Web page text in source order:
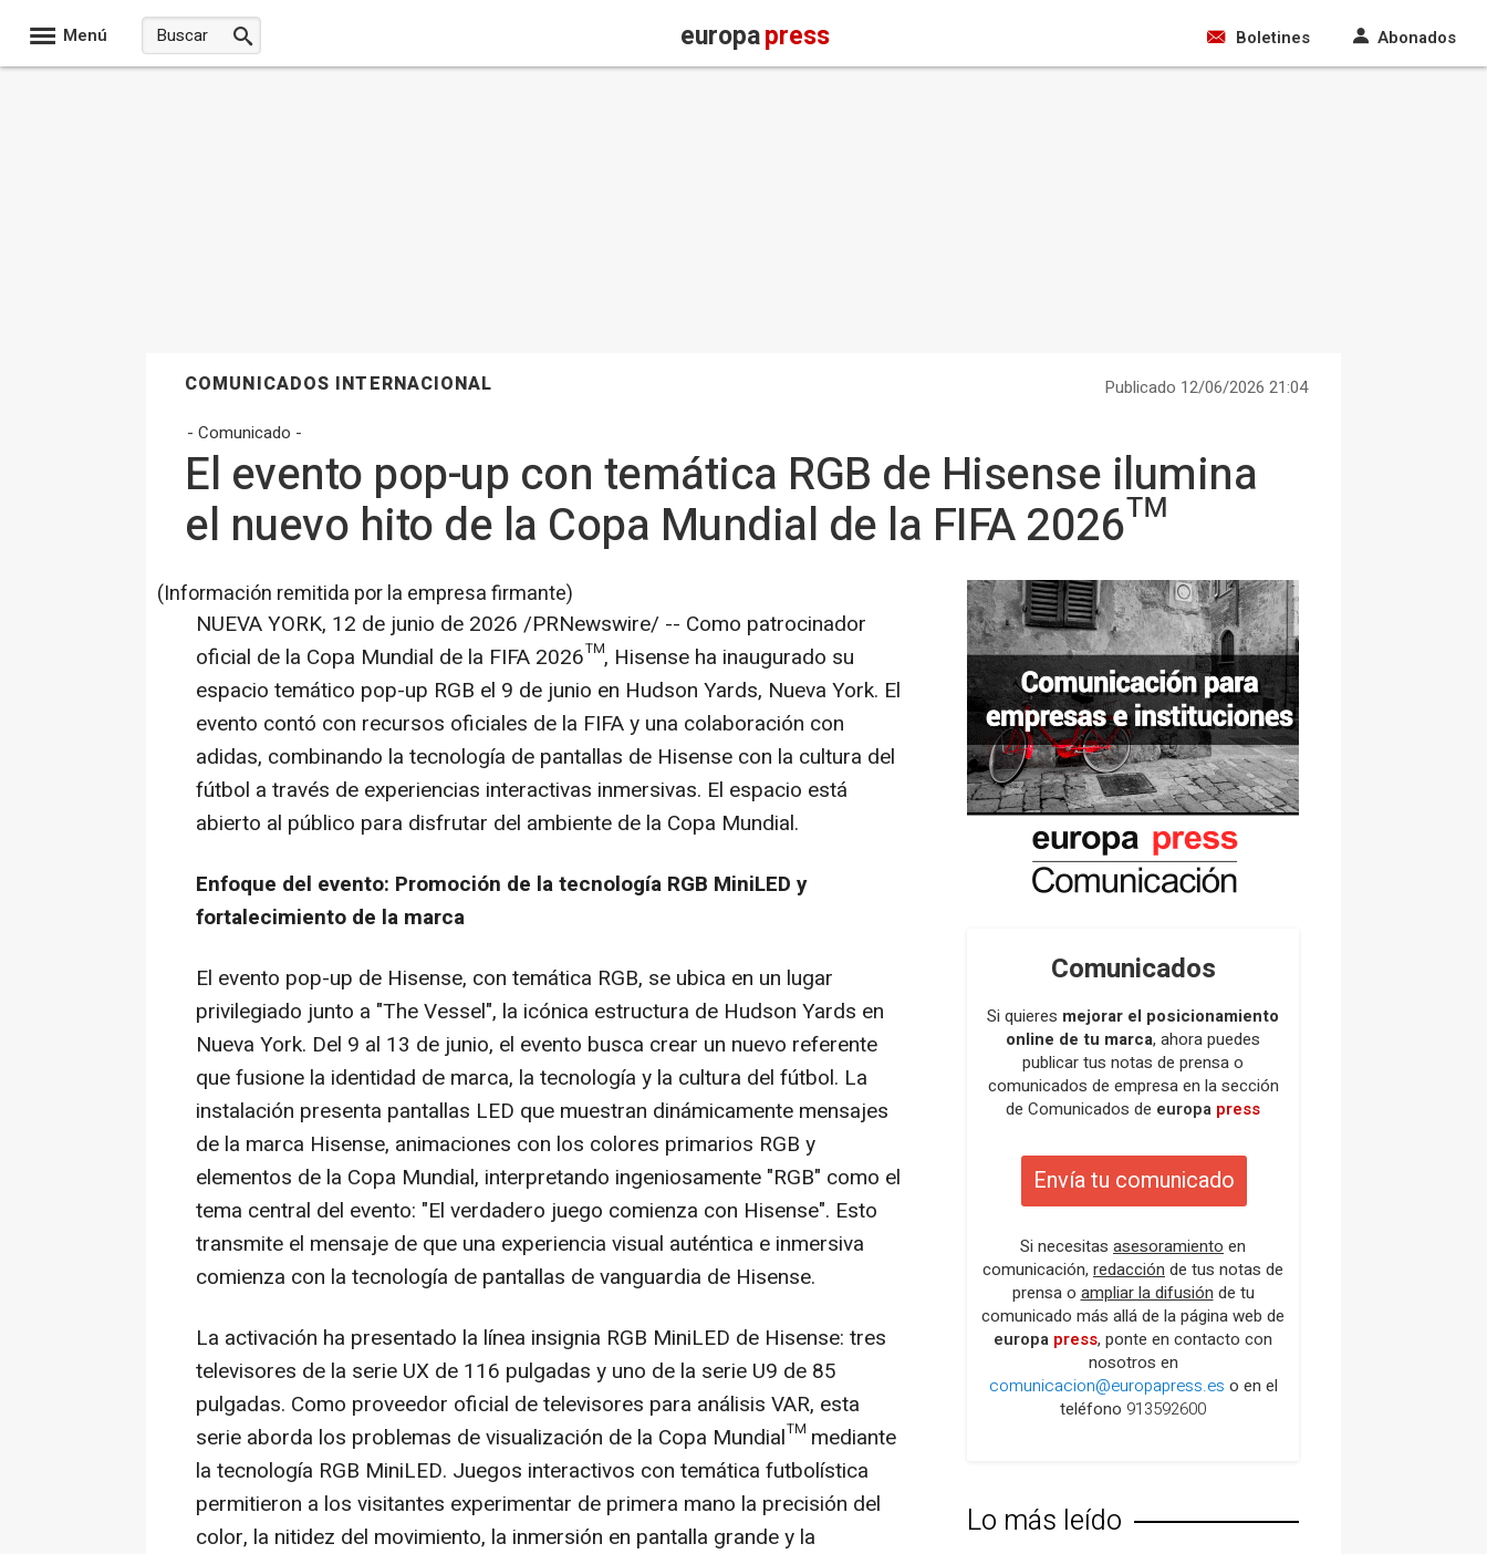
Menú europapress Boletines Abonados
COMUNICADOS INTERNACIONAL
Publicado 12/06/2026 21:04
- Comunicado -
El evento pop-up con temática RGB de Hisense ilumina
el nuevo hito de la Copa Mundial de la FIFA 2026™
(Información remitida por la empresa firmante)
NUEVA YORK, 12 de junio de 2026 /PRNewswire/ -- Como patrocinador
oficial de la Copa Mundial de la FIFA 2026™, Hisense ha inaugurado su
espacio temático pop-up RGB el 9 de junio en Hudson Yards, Nueva York. El
evento contó con recursos oficiales de la FIFA y una colaboración con
adidas, combinando la tecnología de pantallas de Hisense con la cultura del
fútbol a través de experiencias interactivas inmersivas. El espacio está
abierto al público para disfrutar del ambiente de la Copa Mundial.
Enfoque del evento: Promoción de la tecnología RGB MiniLED y
fortalecimiento de la marca
El evento pop-up de Hisense, con temática RGB, se ubica en un lugar
privilegiado junto a "The Vessel", la icónica estructura de Hudson Yards en
Nueva York. Del 9 al 13 de junio, el evento busca crear un nuevo referente
que fusione la identidad de marca, la tecnología y la cultura del fútbol. La
instalación presenta pantallas LED que muestran dinámicamente mensajes
de la marca Hisense, animaciones con los colores primarios RGB y
elementos de la Copa Mundial, interpretando ingeniosamente "RGB" como el
tema central del evento: "El verdadero juego comienza con Hisense". Esto
transmite el mensaje de que una experiencia visual auténtica e inmersiva
comienza con la tecnología de pantallas de vanguardia de Hisense.
La activación ha presentado la línea insignia RGB MiniLED de Hisense: tres
televisores de la serie UX de 116 pulgadas y uno de la serie U9 de 85
pulgadas. Como proveedor oficial de televisores para análisis VAR, esta
serie aborda los problemas de visualización de la Copa Mundial™ mediante
la tecnología RGB MiniLED. Juegos interactivos con temática futbolística
permitieron a los visitantes experimentar de primera mano la precisión del
color, la nitidez del movimiento, la inmersión en pantalla grande y la
Comunicados
Si quieres mejorar el posicionamiento
online de tu marca, ahora puedes
publicar tus notas de prensa o
comunicados de empresa en la sección
de Comunicados de europa press
Envía tu comunicado
Si necesitas asesoramiento en
comunicación, redacción de tus notas de
prensa o ampliar la difusión de tu
comunicado más allá de la página web de
europa press, ponte en contacto con
nosotros en
comunicacion@europapress.es o en el
teléfono 913592600
Lo más leído